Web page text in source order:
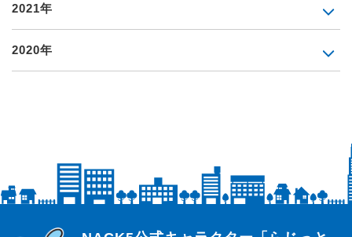
2021年
2020年